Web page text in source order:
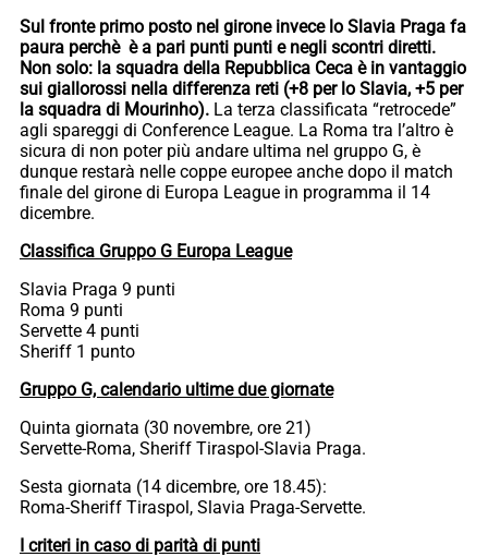
Sul fronte primo posto nel girone invece lo Slavia Praga fa
paura perchè è a pari punti punti e negli scontri diretti.
Non solo: la squadra della Repubblica Ceca è in vantaggio
sui giallorossi nella differenza reti (+8 per lo Slavia, +5 per
la squadra di Mourinho). La terza classificata “retrocede”
agli spareggi di Conference League. La Roma tra l’altro è
sicura di non poter più andare ultima nel gruppo G, è
dunque restarà nelle coppe europee anche dopo il match
finale del girone di Europa League in programma il 14
dicembre.
Classifica Gruppo G Europa League
Slavia Praga 9 punti
Roma 9 punti
Servette 4 punti
Sheriff 1 punto
Gruppo G, calendario ultime due giornate
Quinta giornata (30 novembre, ore 21)
Servette-Roma, Sheriff Tiraspol-Slavia Praga.
Sesta giornata (14 dicembre, ore 18.45):
Roma-Sheriff Tiraspol, Slavia Praga-Servette.
I criteri in caso di parità di punti